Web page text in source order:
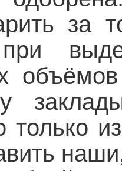
за
только